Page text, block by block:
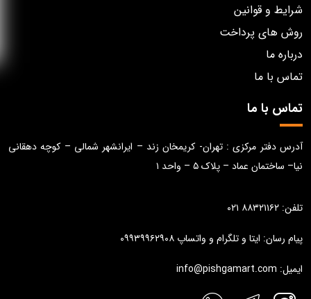
شرایط و قوانین
روش های پرداخت
درباره ما
تماس با ما
تماس با ما
آدرس دفتر مرکزی : تهران- کریمخان زند – ایرانشهر شمالی – کوچه دهقانی
نیا– ساختمان عماد – پلاک ۵ – واحد ۱
تلفن: ۸۸۳۲۱۱۶۲ ۰۲۱
پیام رسان: ایتا و تلگرام و واتساپ ۰۹۹۳۹۹۶۲۹۰۸
ایمیل: info@pishgamart.com